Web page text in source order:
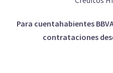
Para cuentahabientes
contrataciones